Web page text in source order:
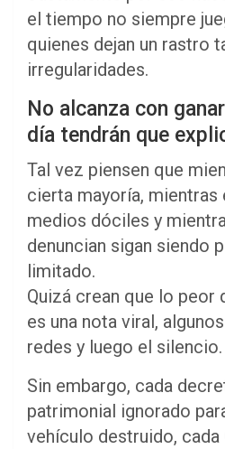
el tiempo no siempre
quienes dejan un rastro
irregularidades.
No alcanza con
día tendrán que
Tal vez piensen que
cierta mayoría, mientras
medios dóciles y
denuncian sigan siendo
limitado.
Quizá crean que lo peor
es una nota viral,
redes y luego el silencio.
Sin embargo, cada
patrimonial ignorado
vehículo destruido, cada